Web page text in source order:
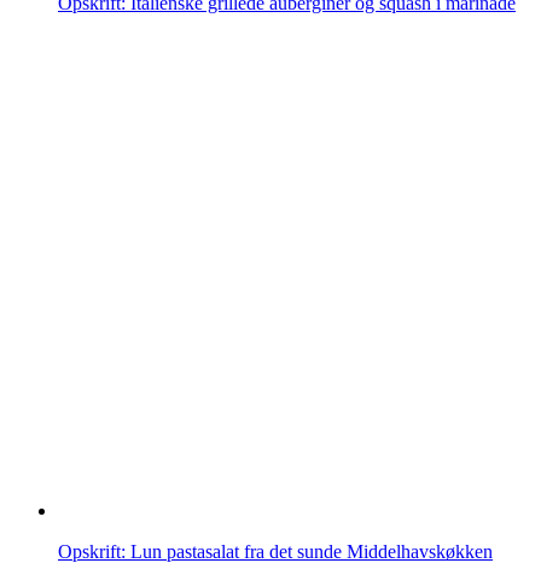
Opskrift: Lun pastasalat fra det sunde Middelhavskøkken